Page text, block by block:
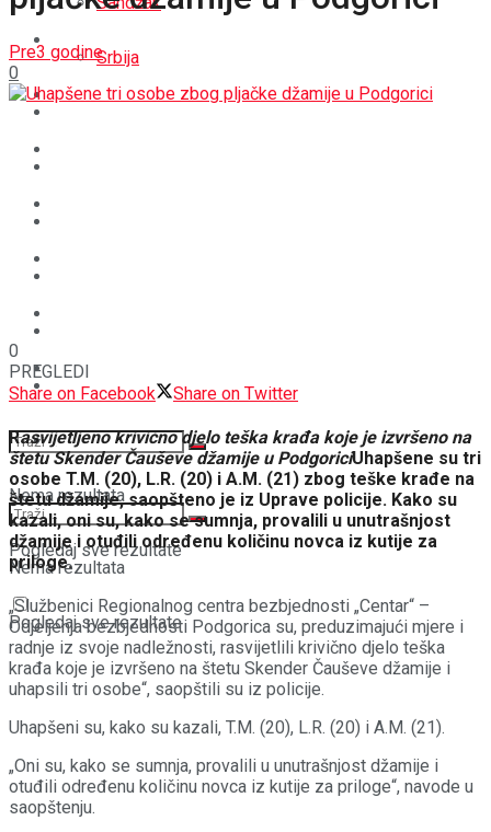
REGIJA
SVIJET
SPORT
Nema rezultata
Pogledaj sve rezultate
Srbija
MAGAZIN
SPORT
Nema rezultata
Pogledaj sve rezultate
Pre3 godine
0
0
PREGLEDI
Share on Facebook
Share on Twitter
Rasvijetljeno krivično djelo teška krađa koje je izvršeno na
štetu Skender Čauševe džamije u PodgoriciUhapšene su tri
osobe T.M. (20), L.R. (20) i A.M. (21) zbog teške krađe na
štetu džamije, saopšteno je iz Uprave policije. Kako su
kazali, oni su, kako se sumnja, provalili u unutrašnjost
džamije i otuđili određenu količinu novca iz kutije za
priloge.
„Službenici Regionalnog centra bezbjednosti „Centar“ –
Odjeljenja bezbjednosti Podgorica su, preduzimajući mjere i
radnje iz svoje nadležnosti, rasvijetlili krivično djelo teška
krađa koje je izvršeno na štetu Skender Čauševe džamije i
uhapsili tri osobe“, saopštili su iz policije.
Uhapšeni su, kako su kazali, T.M. (20), L.R. (20) i A.M. (21).
„Oni su, kako se sumnja, provalili u unutrašnjost džamije i
otuđili određenu količinu novca iz kutije za priloge“, navode u
saopštenju.